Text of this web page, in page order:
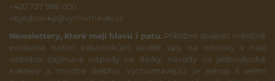
+420 727 986 000
objednavky@vychutnavej.cz
Newslettery, které mají hlavu i patu.Přibližně dvakrát měsíčně
posíláme našim zákazníkům skvělé tipy na novinky v naší
nabídce, zajímavé nápady na dárky, návody na jednoduché
koktejly a mnoho dalšího. Vychutnávej.cz je eshop s velmi